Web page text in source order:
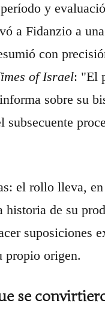
y
a Fidanzio a
con
of Israel: "El
sobre su
subsecuente
el rollo lleva,
historia de su
suposiciones
propio origen.
se